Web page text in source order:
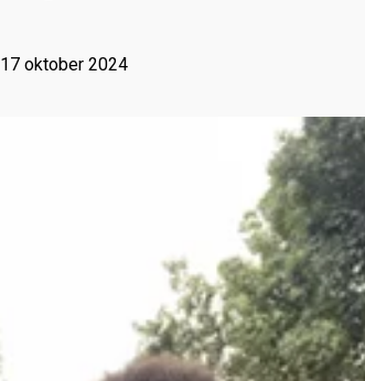
17 oktober 2024